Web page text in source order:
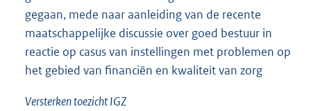
gegaan, mede naar aanleiding van de recente
maatschappelijke discussie over goed bestuur in
reactie op casus van instellingen met problemen op
het gebied van financiën en kwaliteit van zorg
Versterken toezicht IGZ